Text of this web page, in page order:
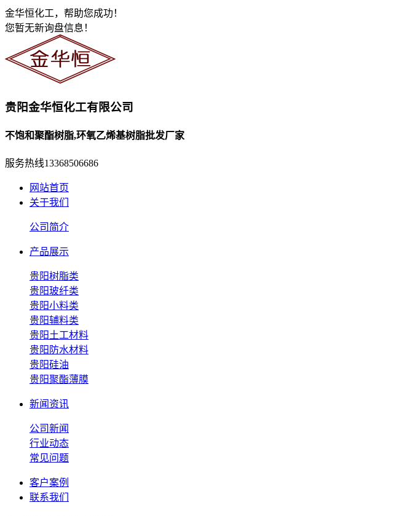
金华恒化工，帮助您成功！
您暂无新询盘信息！
贵阳金华恒化工有限公司
不饱和聚酯树脂,环氧乙烯基树脂批发厂家
服务热线13368506686
网站首页
关于我们
公司简介
产品展示
贵阳树脂类
贵阳玻纤类
贵阳小料类
贵阳辅料类
贵阳土工材料
贵阳防水材料
贵阳硅油
贵阳聚酯薄膜
新闻资讯
公司新闻
行业动态
常见问题
客户案例
联系我们